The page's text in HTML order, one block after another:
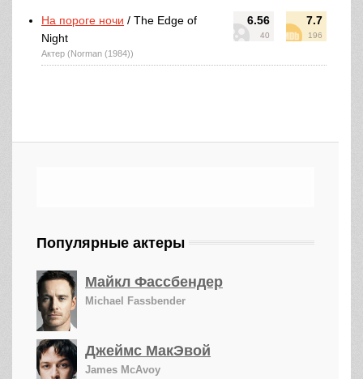
6.56
40
7.7
196
На пороге ночи / The Edge of
Night
Актер (Norman (1984))
Популярные актеры
Майкл Фассбендер
Michael Fassbender
Джеймс МакЭвой
James McAvoy